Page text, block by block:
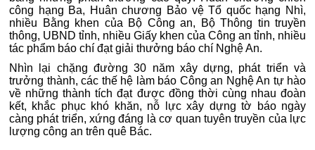
công hạng Ba, Huân chương Bảo vệ Tổ quốc hạng Nhì,
nhiều Bằng khen của Bộ Công an, Bộ Thông tin truyền
thông, UBND tỉnh, nhiều Giấy khen của Công an tỉnh, nhiều
tác phẩm báo chí đạt giải thưởng báo chí Nghệ An.
Nhìn lại chặng đường 30 năm xây dựng, phát triển và
trưởng thành, các thế hệ làm báo Công an Nghệ An tự hào
về những thành tích đạt được đồng thời cùng nhau đoàn
kết, khắc phục khó khăn, nỗ lực xây dựng tờ báo ngày
càng phát triển, xứng đáng là cơ quan tuyên truyền của lực
lượng công an trên quê Bác.